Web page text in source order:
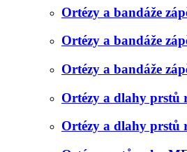
Ortézy a bandáže
Ortézy a bandáže
Ortézy a bandáže
Ortézy a dlahy prstů
Ortézy a dlahy prstů